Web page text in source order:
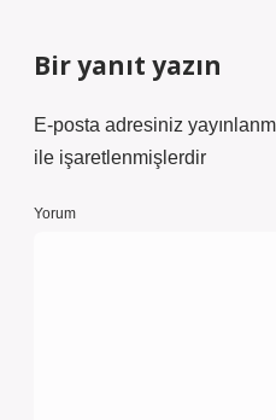
Bir yanıt yazın
E-posta adresiniz
ile işaretlenmişlerdir
Yorum